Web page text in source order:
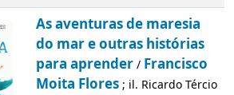
As aventuras de maresia
do mar e outras histórias
para aprender/ Francisco
Moita Flores; il. Ricardo Tércio